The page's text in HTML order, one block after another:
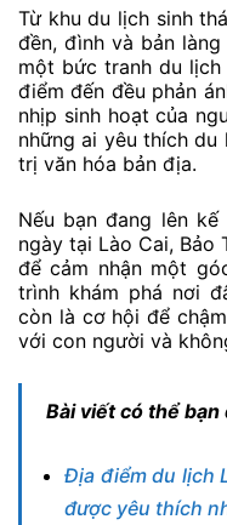
Từ khu du lịch sinh
đền, đình và bản
một bức tranh du
điểm đến đều phản
nhịp sinh hoạt của
những ai yêu thích
trị văn hóa bản địa.
Nếu bạn đang lên
ngày tại Lào Cai, Bảo
để cảm nhận một
trình khám phá nơi
còn là cơ hội để
với con người và
Bài viết có thể bạn
Địa điểm du lịch
được yêu thích